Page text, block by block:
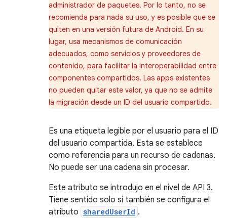
administrador de paquetes. Por lo tanto, no se
recomienda para nada su uso, y es posible que se
quiten en una versión futura de Android. En su
lugar, usa mecanismos de comunicación
adecuados, como servicios y proveedores de
contenido, para facilitar la interoperabilidad entre
componentes compartidos. Las apps existentes
no pueden quitar este valor, ya que no se admite
la migración desde un ID del usuario compartido.
Es una etiqueta legible por el usuario para el ID
del usuario compartida. Esta se establece
como referencia para un recurso de cadenas.
No puede ser una cadena sin procesar.
Este atributo se introdujo en el nivel de API 3.
Tiene sentido solo si también se configura el
atributo sharedUserId .